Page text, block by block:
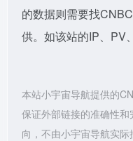
的数据则需要找
供。如该站的IP、PV
本站小宇宙导航提供的
保证外部链接的准确性
向，不由小宇宙导航实